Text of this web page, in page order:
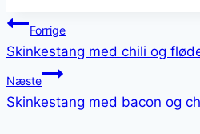
Indlægsnavigation
Forrige
Skinkestang med chili og
Næste
Skinkestang med bacon og